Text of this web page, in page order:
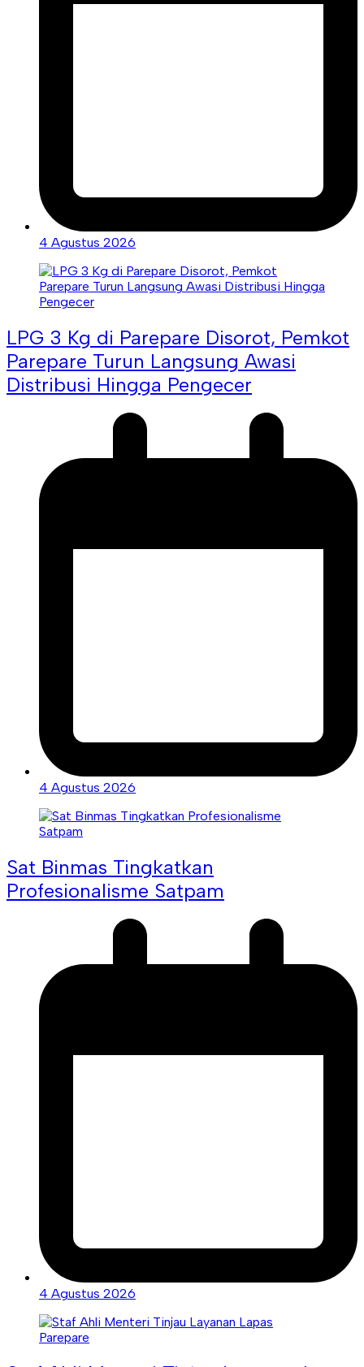
4 Agustus 2026
LPG 3 Kg di Parepare Disorot, Pemkot
Parepare Turun Langsung Awasi
Distribusi Hingga Pengecer
4 Agustus 2026
Sat Binmas Tingkatkan
Profesionalisme Satpam
4 Agustus 2026